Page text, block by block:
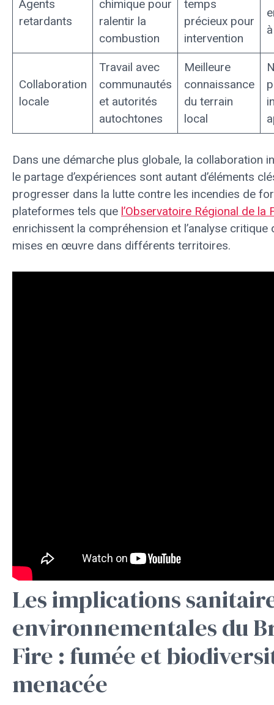
Agents
retardants
chimique pour
ralentir la
combustion
temps
précieux pour
intervention
Collaboration
locale
Travail avec
communautés
et autorités
autochtones
Meilleure
connaissance
du terrain
local
Dans une démarche plus globale, la collaboration
le partage d’expériences sont autant d’éléments
progresser dans la lutte contre les incendies de
plateformes tels que l’Observatoire Régional de la
enrichissent la compréhension et l’analyse critique
mises en œuvre dans différents territoires.
Les implications
environnementales du
Fire : fumée et
menacée